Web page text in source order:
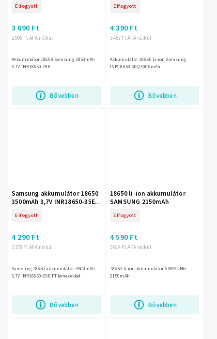
Elfogyott
2 906 Ft ÁFA nélkül
3 690 Ft
Bővebben
Akkumulátor 18650 Samsung 2850mAh
3.7V INR18650-29E
Elfogyott
3 457 Ft ÁFA nélkül
4 390 Ft
Bővebben
Akkumulátor 18650 Li-ion Samsung
INR18650-30Q 3000mAh
Samsung akkumulátor 18650
3500mAh 3,7V INR18650-35E-
Elfogyott
3 378 Ft ÁFA nélkül
4 290 Ft
Bővebben
Samsung 18650 akkumulátor 3500mAh
3,7V INR18650-35E-FT lemezekkel
18650 li-ion akkumulátor
SAMSUNG 2150mAh
Elfogyott
3 614 Ft ÁFA nélkül
4 590 Ft
Bővebben
18650 li-ion akkumulátor SAMSUNG
2150mAh